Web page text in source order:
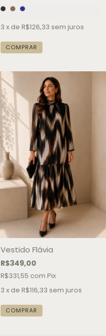
3 x de R$126,33 sem juros
COMPRAR
Vestido Flávia
R$349,00
R$331,55 com Pix
3 x de R$116,33 sem juros
COMPRAR